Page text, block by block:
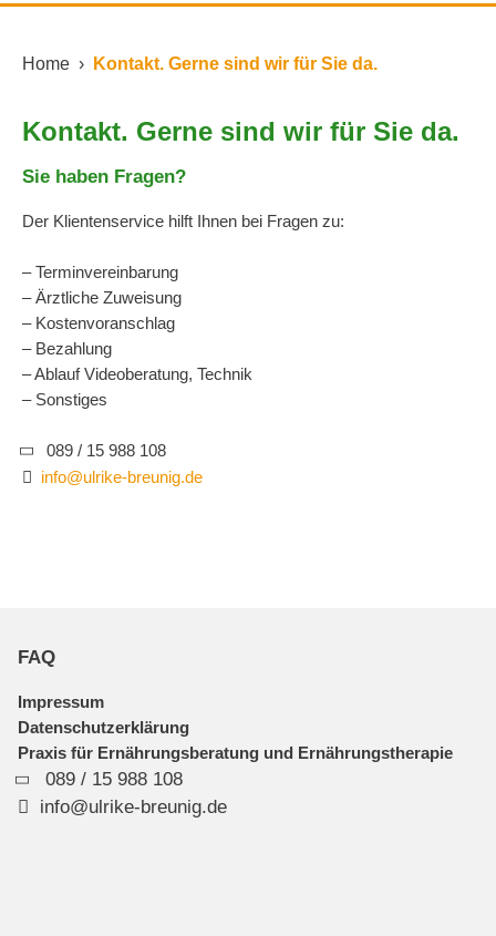
Home › Kontakt. Gerne sind wir für Sie da.
Kontakt. Gerne sind wir für Sie da.
Sie haben Fragen?
Der Klientenservice hilft Ihnen bei Fragen zu:
– Terminvereinbarung
– Ärztliche Zuweisung
– Kostenvoranschlag
– Bezahlung
– Ablauf Videoberatung, Technik
– Sonstiges
089 / 15 988 108
info@ulrike-breunig.de
FAQ
Impressum
Datenschutzerklärung
Praxis für Ernährungsberatung und Ernährungstherapie
089 / 15 988 108
info@ulrike-breunig.de